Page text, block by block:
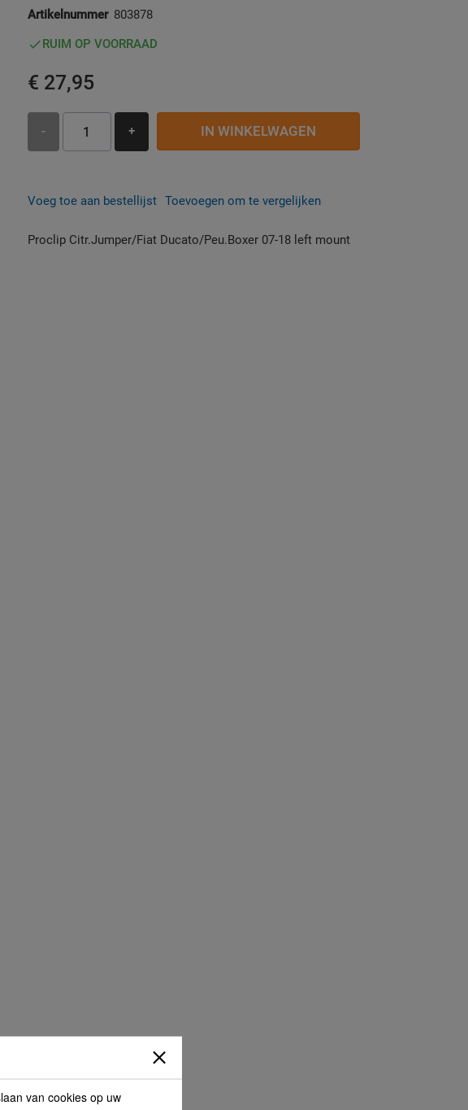
Artikelnummer 803878
RUIM OP VOORRAAD
€ 27,95
- + IN WINKELWAGEN
Voeg toe aan bestellijst Toevoegen om te vergelijken
Proclip Citr.Jumper/Fiat Ducato/Peu.Boxer 07-18 left mount
van cookies op uw